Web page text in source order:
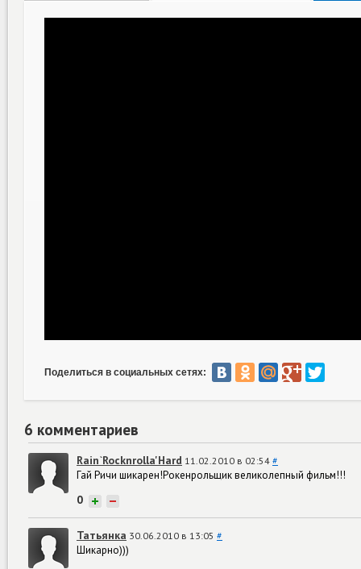
Поделиться в социальных сетях:
6 комментариев
Rain`Rocknrolla'Hard 11.02.2010 в 02:54 #
Гай Ричи шикарен!Рокенрольщик великолепный фильм!!!
0 + −
Татьянка 30.06.2010 в 13:05 #
Шикарно)))